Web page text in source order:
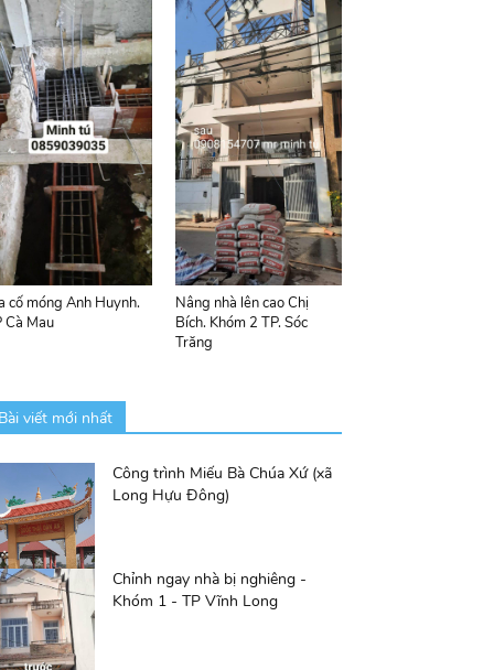
cố móng Anh Huynh.
Cà Mau
Nâng nhà lên cao Chị
Bích. Khóm 2 TP. Sóc
Trăng
viết mới nhất
Công trình Miếu Bà Chúa Xứ (xã
Long Hựu Đông)
Chỉnh ngay nhà bị nghiêng -
Khóm 1 - TP Vĩnh Long